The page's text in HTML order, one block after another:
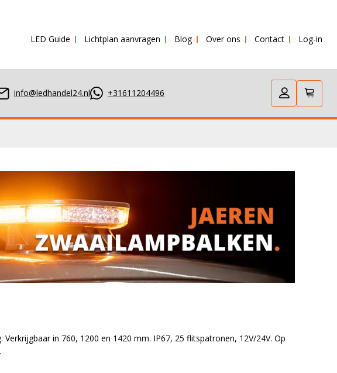
Dezelfde dag verstuurd!
LED Guide Lichtplan aanvragen Blog Over ons Contact Log-in
info@ledhandel24.nl +31611204496
Verkrijgbaar in 760, 1200 en 1420 mm. IP67, 25 flitspatronen, 12V/24V. Op